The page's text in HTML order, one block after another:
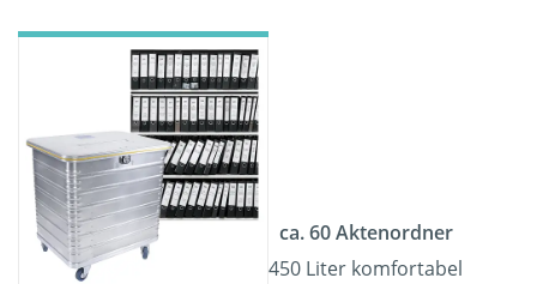
ca. 60 Aktenordner
450 Liter komfortabel